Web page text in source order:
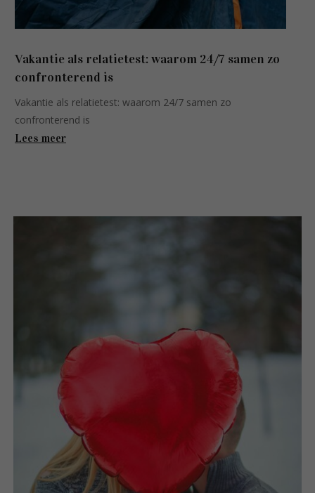
Vakantie als relatietest: waarom 24/7 samen zo
confronterend is
Vakantie als relatietest: waarom 24/7 samen zo
confronterend is
Lees meer